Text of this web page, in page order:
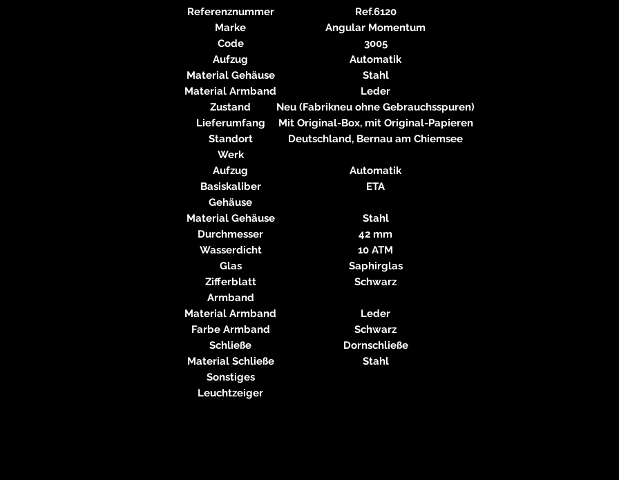
Referenznummer
Ref.6120
Marke
Angular Momentum
Code
3005
Aufzug
Automatik
Material Gehäuse
Stahl
Material Armband
Leder
Zustand
Neu (Fabrikneu ohne Gebrauchsspuren)
Lieferumfang
Mit Original-Box, mit Original-Papieren
Standort
Deutschland, Bernau am Chiemsee
Werk
Aufzug
Automatik
Basiskaliber
ETA
Gehäuse
Material Gehäuse
Stahl
Durchmesser
42 mm
Wasserdicht
10 ATM
Glas
Saphirglas
Zifferblatt
Schwarz
Armband
Material Armband
Leder
Farbe Armband
Schwarz
Schließe
Dornschließe
Material Schließe
Stahl
Sonstiges
Leuchtzeiger